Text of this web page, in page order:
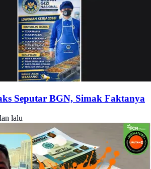
Seputar BGN, Simak Faktanya
lalu